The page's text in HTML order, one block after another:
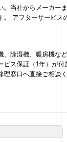
。当社からメーカー
。 アフターサービス
、除湿機、暖房機な
ビス保証（1年）が付
理窓口へ直接ご相談